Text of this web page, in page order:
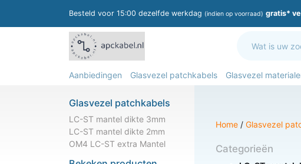
Besteld voor 15:00 dezelfde werkdag (indien op voorraad) gratis*
Aanbiedingen Glasvezel patchkabels Glasvezel
Glasvezel patchkabels
LC-ST mantel dikte 3mm
LC-ST mantel dikte 2mm
OM4 LC-ST extra Mantel
Home / Glasvezel
Categorieën